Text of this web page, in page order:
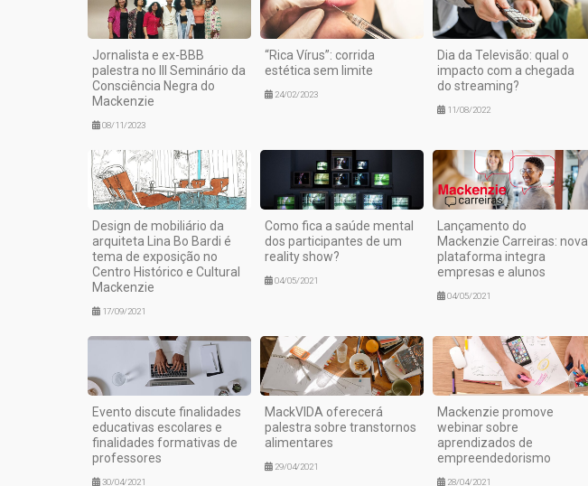
Jornalista e ex-BBB
palestra no III Seminário da
Consciência Negra do
Mackenzie
08/11/2023
“Rica Vírus”: corrida
estética sem limite
24/02/2023
Dia da Televisão: qual o
impacto com a chegada
do streaming?
11/08/2022
Design de mobiliário da
arquiteta Lina Bo Bardi é
tema de exposição no
Centro Histórico e Cultural
Mackenzie
17/09/2021
Como fica a saúde mental
dos participantes de um
reality show?
04/05/2021
Lançamento do
Mackenzie Carreiras: nova
plataforma integra
empresas e alunos
04/05/2021
Evento discute finalidades
educativas escolares e
finalidades formativas de
professores
30/04/2021
MackVIDA oferecerá
palestra sobre transtornos
alimentares
29/04/2021
Mackenzie promove
webinar sobre
aprendizados de
empreendedorismo
28/04/2021